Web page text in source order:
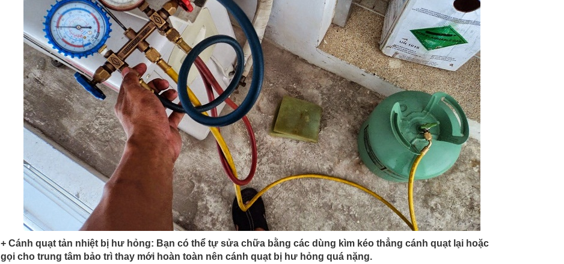
+ Cánh quạt tản nhiệt bị hư hỏng: Bạn có thể tự sửa chữa bằng các dùng kìm kéo thẳng cánh quạt lại hoặc
gọi cho trung tâm bảo trì thay mới hoàn toàn nên cánh quạt bị hư hỏng quá nặng.